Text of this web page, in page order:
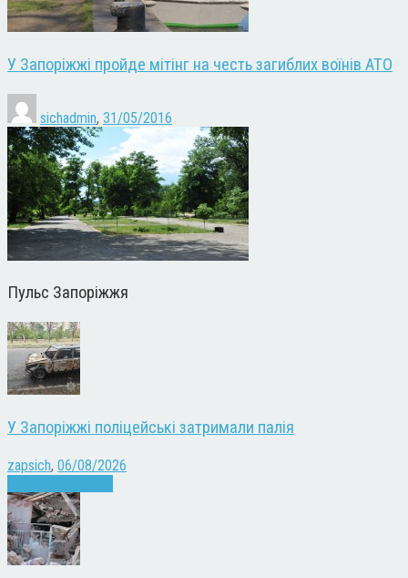
У Запоріжжі пройде мітінг на честь загиблих воїнів АТО
sichadmin, 31/05/2016
Пульс Запоріжжя
У Запоріжжі поліцейські затримали палія
zapsich, 06/08/2026